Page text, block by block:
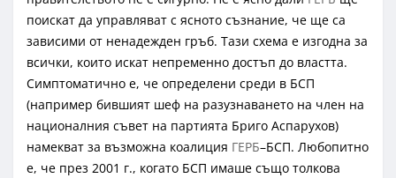
поискат да управляват с ясното съзнание, че ще са
зависими от ненадежден гръб. Тази схема е изгодна за
всички, които искат непременно достъп до властта.
Симптоматично е, че определени среди в БСП
(например бившият шеф на разузнаването на член на
националния съвет на партията Бриго Аспарухов)
намекват за възможна коалиция ГЕРБ–БСП. Любопитно
е, че през 2001 г., когато БСП имаше също толкова